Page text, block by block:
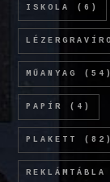
ISKOLA (6)
MŰANYAG (54)
PAPÍR (4)
PLAKETT (82)
REKLÁMTÁBLA